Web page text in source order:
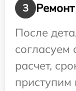
3
После
согласуем
расчет,
приступим